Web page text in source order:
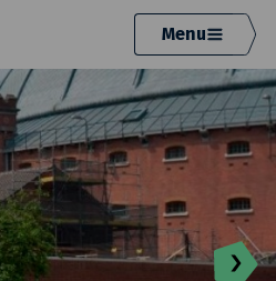
Menu